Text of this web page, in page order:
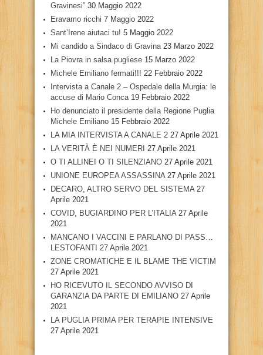
Gravinesi” 30 Maggio 2022
Eravamo ricchi 7 Maggio 2022
Sant’Irene aiutaci tu! 5 Maggio 2022
Mi candido a Sindaco di Gravina 23 Marzo 2022
La Piovra in salsa pugliese 15 Marzo 2022
Michele Emiliano fermati!!! 22 Febbraio 2022
Intervista a Canale 2 – Ospedale della Murgia: le
accuse di Mario Conca 19 Febbraio 2022
Ho denunciato il presidente della Regione Puglia
Michele Emiliano 15 Febbraio 2022
LA MIA INTERVISTA A CANALE 2 27 Aprile 2021
LA VERITÀ È NEI NUMERI 27 Aprile 2021
O TI ALLINEI O TI SILENZIANO 27 Aprile 2021
UNIONE EUROPEA ASSASSINA 27 Aprile 2021
DECARO, ALTRO SERVO DEL SISTEMA 27
Aprile 2021
COVID, BUGIARDINO PER L’ITALIA 27 Aprile
2021
MANCANO I VACCINI E PARLANO DI PASS…
LESTOFANTI 27 Aprile 2021
ZONE CROMATICHE E IL BLAME THE VICTIM
27 Aprile 2021
HO RICEVUTO IL SECONDO AVVISO DI
GARANZIA DA PARTE DI EMILIANO 27 Aprile
2021
LA PUGLIA PRIMA PER TERAPIE INTENSIVE
27 Aprile 2021